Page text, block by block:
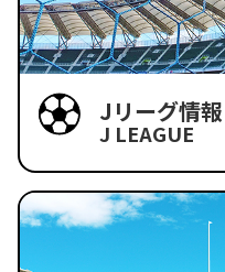
Jリーグ情報
J LEAGUE